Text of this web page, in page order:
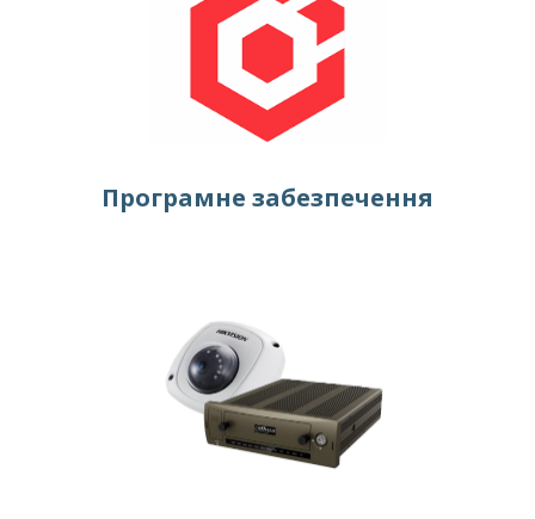
Програмне забезпечення